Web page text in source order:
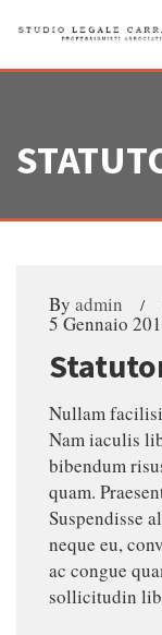
LO STUDIO
GLI AVVOCATI
CONTATTI
By admin
5 Gennaio
Nullam
Nam iaculis
bibendum
quam.
Suspendisse
neque eu,
ac congue
sollicitudin